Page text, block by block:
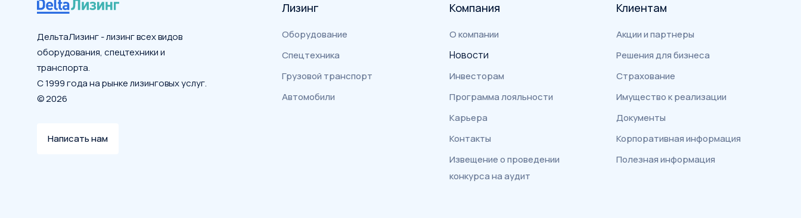
ДельтаЛизинг - лизинг всех видов
оборудования, спецтехники и
транспорта.
С 1999 года на рынке лизинговых услуг.
© 2026
Написать нам
Лизинг
Оборудование
Спецтехника
Грузовой транспорт
Автомобили
Компания
О компании
Новости
Инвесторам
Программа лояльности
Карьера
Контакты
Извещение о проведении
конкурса на аудит
Клиентам
Акции и партнеры
Решения для бизнеса
Страхование
Имущество к реализации
Документы
Корпоративная информация
Полезная информация